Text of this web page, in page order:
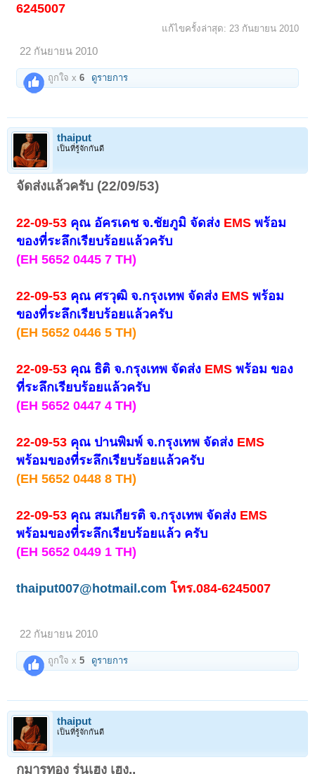
6245007
แก้ไขครั้งล่าสุด: 23 กันยายน 2010
22 กันยายน 2010
ถูกใจ x6 ดูรายการ
thaiput
เป็นที่รู้จักกันดี
จัดส่งแล้วครับ (22/09/53)
22-09-53 คุณ อัครเดช จ.ชัยภูมิ จัดส่ง EMS พร้อม
ของที่ระลึกเรียบร้อยแล้วครับ
(EH 5652 0445 7 TH)
22-09-53 คุณ ศรวุฒิ จ.กรุงเทพ จัดส่ง EMSพร้อม
ของที่ระลึกเรียบร้อยแล้วครับ
(EH 5652 0446 5 TH)
22-09-53 คุณ ธิติ จ.กรุงเทพ จัดส่ง EMSพร้อม ของ
ที่ระลึกเรียบร้อยแล้วครับ
(EH 5652 0447 4 TH)
22-09-53 คุณ ปานพิมพ์ จ.กรุงเทพ จัดส่ง EMS
พร้อมของที่ระลึกเรียบร้อยแล้วครับ
(EH 5652 0448 8 TH)
22-09-53 คุณ สมเกียรติ จ.กรุงเทพ จัดส่ง EMS
พร้อมของที่ระลึกเรียบร้อยแล้ว ครับ
(EH 5652 0449 1 TH)
thaiput007@hotmail.com โทร.084-6245007
22 กันยายน 2010
ถูกใจ x5 ดูรายการ
thaiput
เป็นที่รู้จักกันดี
กุมารทอง รุ่นเฮง เฮง..